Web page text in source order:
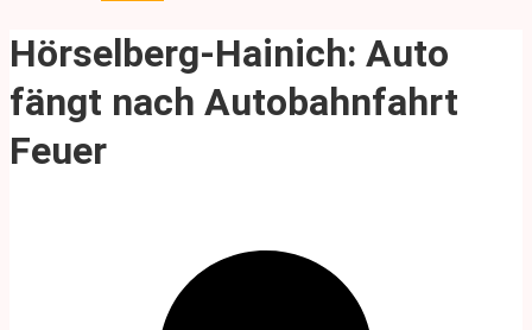
Hörselberg-Hainich: Auto
fängt nach Autobahnfahrt
Feuer